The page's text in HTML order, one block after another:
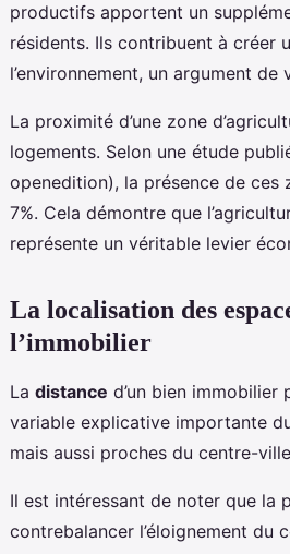
productifs apportent un
résidents. Ils contribuent à créer
l’environnement, un argument
La proximité d’une zone
logements. Selon une étude
openedition), la présence de ces
7%. Cela démontre que
représente un véritable levier
La localisation des
l’immobilier
La distance d’un bien
variable explicative importante
mais aussi proches du centre-
Il est intéressant de noter que la
contrebalancer l’éloignement du